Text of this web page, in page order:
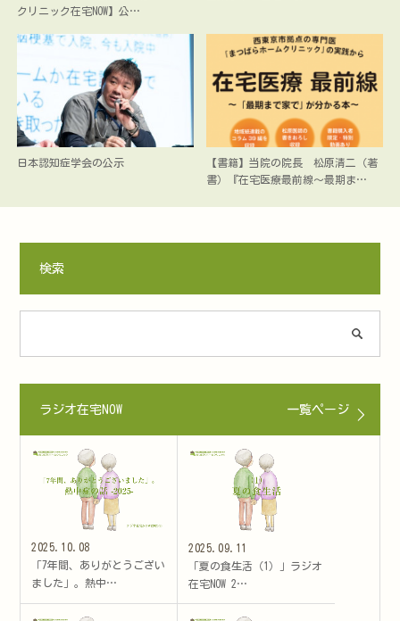
クリニック在宅NOW】公…
日本認知症学会の公示
【書籍】当院の院長 松原清二（著
書）『在宅医療最前線〜最期ま…
検索
ラジオ在宅NOW 一覧ページ
2025.10.08
「7年間、ありがとうござい
ました」。熱中…
2025.09.11
「夏の食生活（1）」ラジオ
在宅NOW 2…